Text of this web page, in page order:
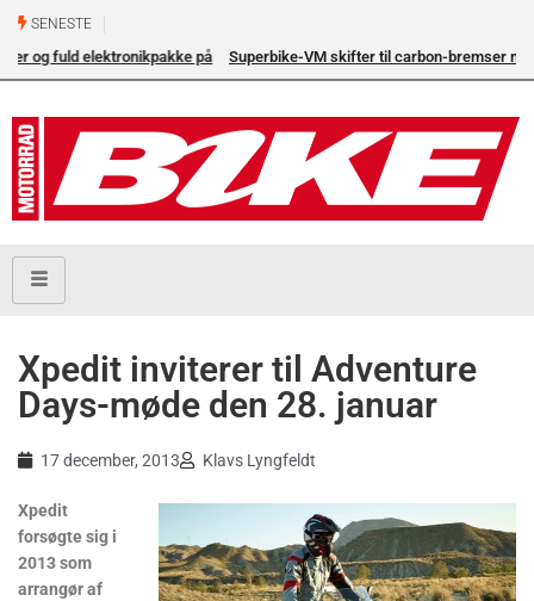
SENESTE
Superbike-VM skifter til carbon-bremser med Brembo som
Xpedit inviterer til Adventure
Days-møde den 28. januar
17 december, 2013 Klavs Lyngfeldt
Xpedit
forsøgte sig i
2013 som
arrangør af